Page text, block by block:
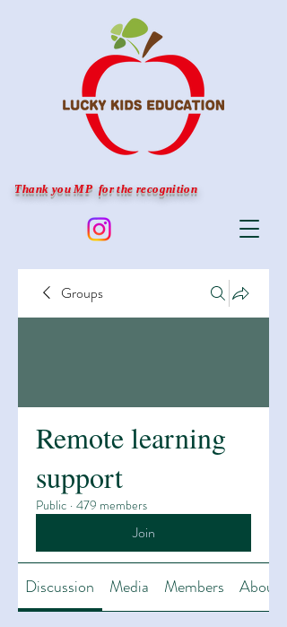
Thank you MP for the recognition
Groups
Remote learning
support
Public · 479 members
Join
Discussion Media Members About